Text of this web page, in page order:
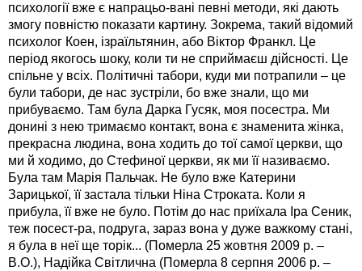
психології вже є напрацьо-вані певні методи, які дають
змогу повністю показати картину. Зокрема, такий відомий
психолог Коен, ізраїльтянин, або Віктор Франкл. Це
період якогось шоку, коли ти не сприймаєш дійсності. Це
спільне у всіх. Політичні табори, куди ми потрапили – це
були табори, де нас зустріли, бо вже знали, що ми
прибуваємо. Там була Дарка Гусяк, моя посестра. Ми
донині з нею тримаємо контакт, вона є знаменита жінка,
прекрасна людина, вона ходить до тої самої церкви, що
ми й ходимо, до Стефиної церкви, як ми її називаємо.
Була там Марія Пальчак. Не було вже Катерини
Зарицької, її застала тільки Ніна Строката. Коли я
прибула, її вже не було. Потім до нас приїхала Іра Сеник,
теж посест-ра, подруга, зараз вона у дуже важкому стані,
я була в неї ще торік... (Померла 25 жовтня 2009 р. –
В.О.), Надійка Світлична (Померла 8 серпня 2006 р. –